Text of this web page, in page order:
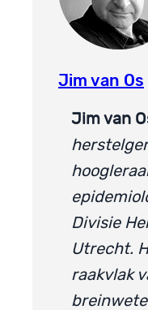
Jim van Os
Jim van
Divisie
Utrecht.
raakvlak